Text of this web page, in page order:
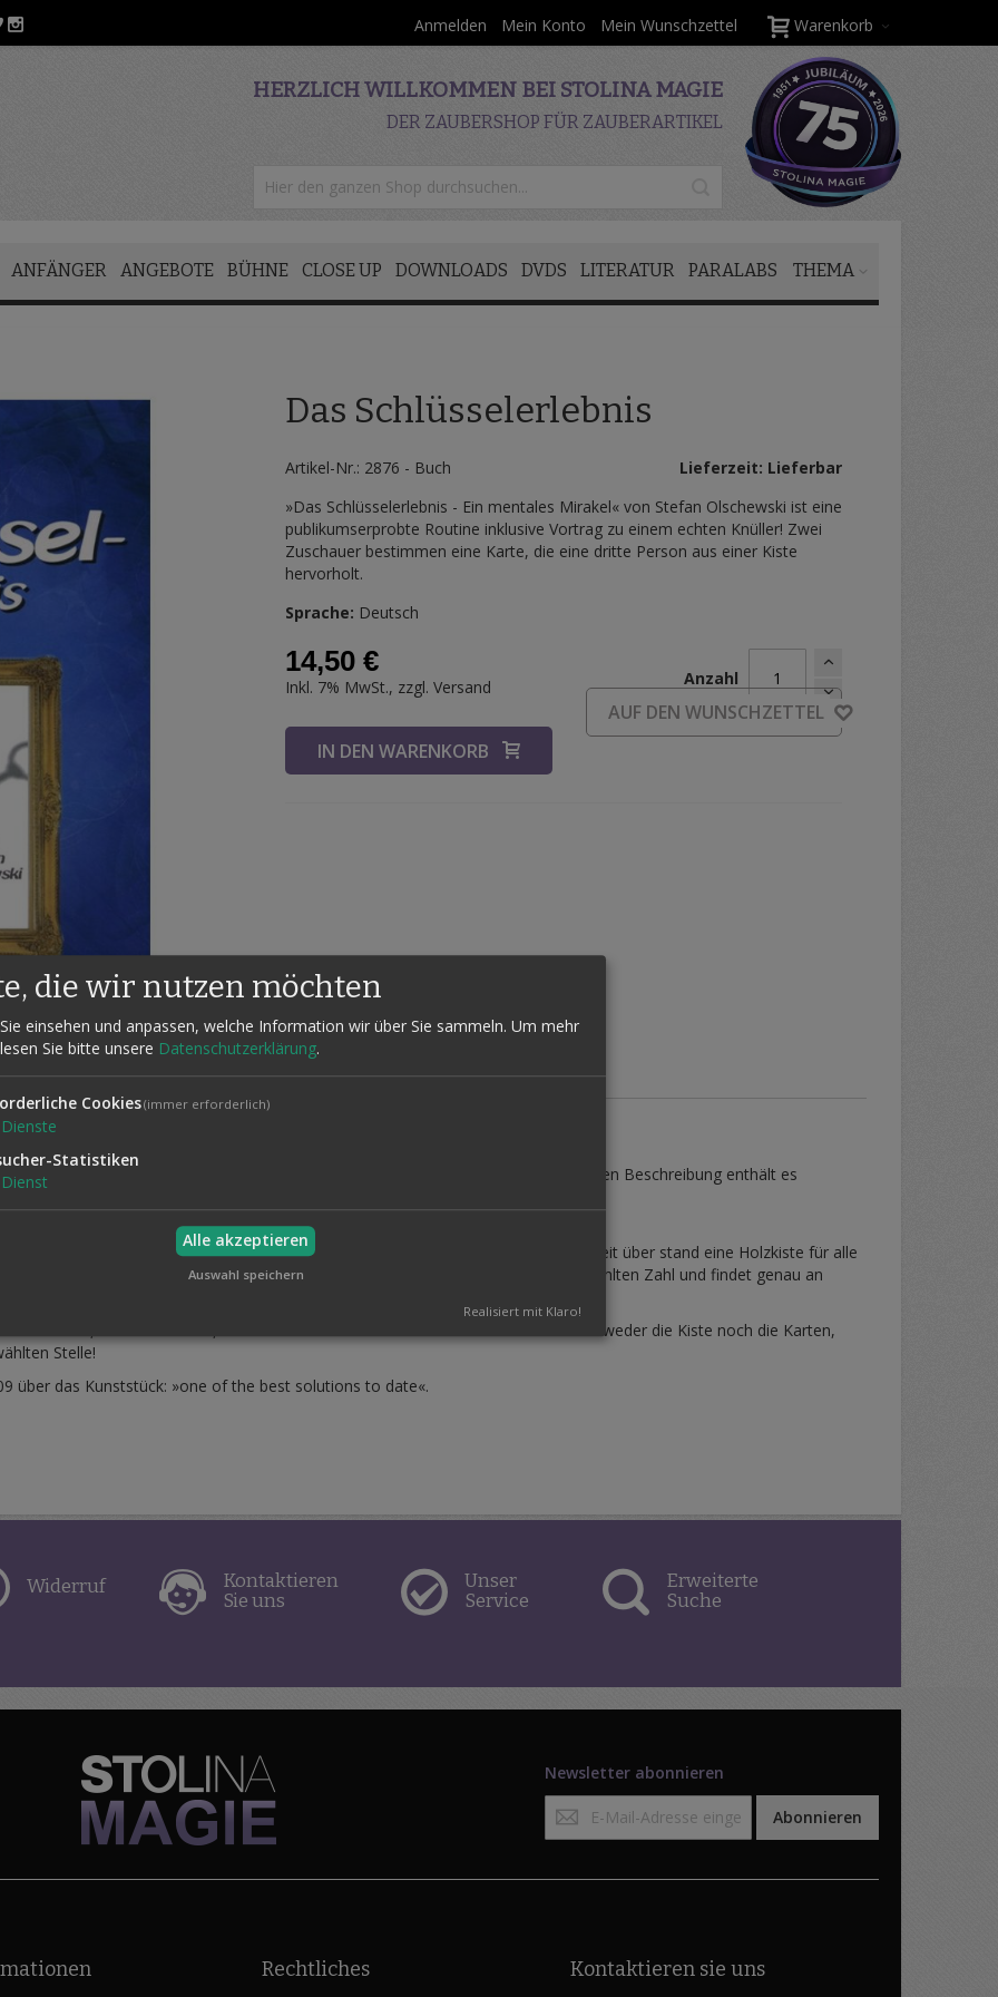
Warenkorb
Anmelden Mein Konto Mein Wunschzettel
HERZLICH WILLKOMMEN BEI STOLINA MAGIE
DER ZAUBERSHOP FÜR ZAUBERARTIKEL
ANFÄNGER ANGEBOTE BÜHNE CLOSE UP DOWNLOADS DVDS LITERATUR PARALABS THEMA
Das Schlüsselerlebnis
Artikel-Nr.: 2876 - Buch
Lieferzeit: Lieferbar
»Das Schlüsselerlebnis - Ein mentales Mirakel« von Stefan Olschewski ist eine
publikumserprobte Routine inklusive Vortrag zu einem echten Knüller! Zwei
Zuschauer bestimmen eine Karte, die eine dritte Person aus einer Kiste
hervorholt.
Sprache: Deutsch
14,50 €
Inkl. 7% MwSt., zzgl.Versand Anzahl
IN DEN WARENKORB
AUF DEN WUNSCHZETTEL
hochwertiges Booklet mit 28 Seiten, klammergebunden. Neben der detaillierten Beschreibung enthält es
Routine inklusive Vortrag!
eine Spielkarte und eine Zahl. Sie können sich sogar umentscheiden. Die ganze Zeit über stand eine Holzkiste für alle
öffnet selbst die Kiste, nimmt ein Kartenspiel heraus, zählt bis zu der frei gewählten Zahl und findet genau an
immer, keine Rechnerei, keine umständliche Denkarbeit. Der Künstler berührt weder die Kiste noch die Karten,
Stelle!
über das Kunststück: »one of the best solutions to date«.
Widerruf
Kontaktieren
Sie uns
Unser
Service
Erweiterte
Suche
Newsletter abonnieren
zum
Abonnieren
Rechtliches Kontaktieren sie uns
die wir nutzen möchten
einsehen und anpassen, welche Information wir über Sie sammeln. Um mehr
Sie bitte unsere Datenschutzerklärung.
Cookies(immer erforderlich)
Dienste
Statistiken
Dienst
Alle akzeptieren
Auswahl speichern
Realisiert mit Klaro!